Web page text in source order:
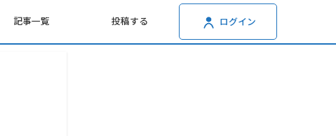
記事一覧 投稿する ログイン